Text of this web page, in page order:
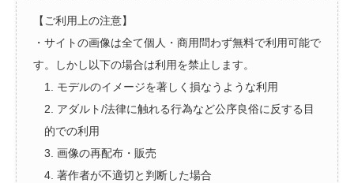
【ご利用上の注意】
・サイトの画像は全て個人・商用問わず無料で利用可能で
す。しかし以下の場合は利用を禁止します。
1. モデルのイメージを著しく損なうような利用
2. アダルト/法律に触れる行為など公序良俗に反する目
的での利用
3. 画像の再配布・販売
4. 著作者が不適切と判断した場合